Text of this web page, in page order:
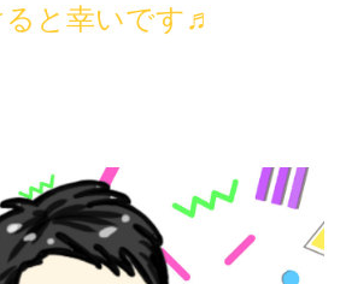
と幸いです♬